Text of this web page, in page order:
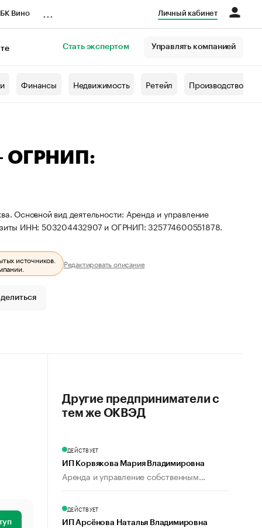
Вино Личный кабинет
Стать экспертом Управлять компанией
Финансы Недвижимость Ретейл Производство
ОГРНИП:
Основной вид деятельности: Аренда и управление
ИНН: 503204432907 и ОГРНИП: 325774600551878.
источников.
Редактировать описание
Другие предприниматели с
тем же ОКВЭД
ДЕЙСТВУЕТ
ИП Корвякова Мария Владимировна
Аренда и управление собственным...
ДЕЙСТВУЕТ
ИП Арсёнова Наталья Владимировна